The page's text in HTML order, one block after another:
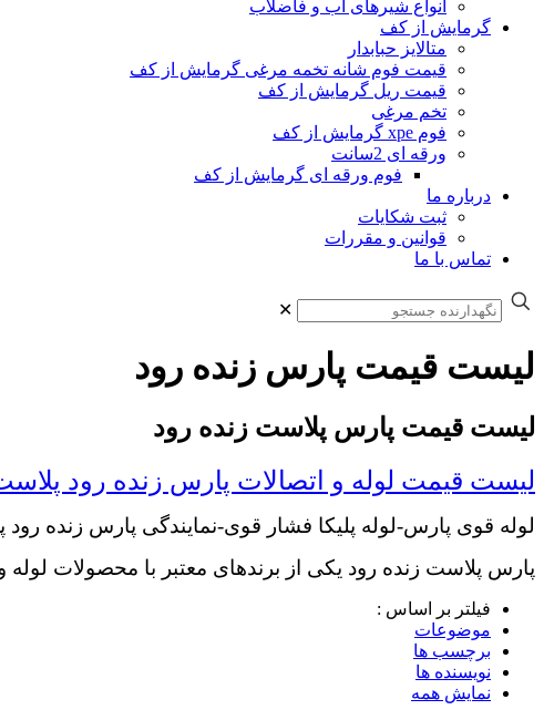
انواع شیرهای اب و فاضلاب
گرمایش از کف
متالایز حبابدار
قیمت فوم شانه تخمه مرغی گرمایش از کف
قیمت ریل گرمایش از کف
تخم مرغی
فوم xpe گرمایش از کف
ورقه ای 2سانت
فوم ورقه ای گرمایش از کف
درباره ما
ثبت شکایات
قوانین و مقررات
تماس با ما
✕
لیست قیمت پارس زنده رود
لیست قیمت پارس پلاست زنده رود
لیست قیمت لوله و اتصالات پارس زنده رود
لوله قوی پارس-لوله پلیکا فشار قوی-نمایندگی پارس زنده
پارس پلاست زنده رود یکی از برندهای معتبر با محصولات
فیلتر بر اساس :
موضوعات
برچسب ها
نویسنده ها
نمایش همه